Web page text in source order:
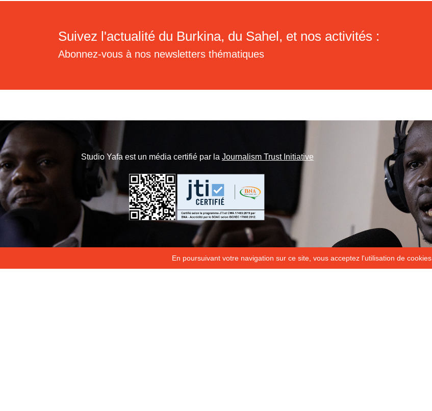
En poursuivant votre navigation sur ce site, vous acceptez l'utilisation de cookies.
Suivez l'actualité du Burkina, du Sahel, et nos activités :
Abonnez-vous à nos newsletters thématiques
Studio Yafa est un média certifié par la Journalism Trust Initiative
ILS NOUS SOUTIENNENT